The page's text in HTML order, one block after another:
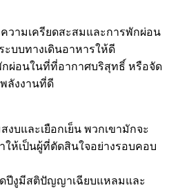
ความเครียดสะสมและการพักผ่อน
ะบบทางเดินอาหารให้ดี
กผ่อนในที่ที่อากาศบริสุทธิ์ หรือจัด
ลังงานที่ดี
งบและเยือกเย็น พวกเขามักจะ
ให้เป็นผู้ที่ตัดสินใจอย่างรอบคอบ
ดปีงูมีสติปัญญาเฉียบแหลมและ